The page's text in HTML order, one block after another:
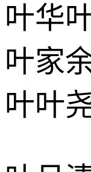
叶华
叶家
叶叶